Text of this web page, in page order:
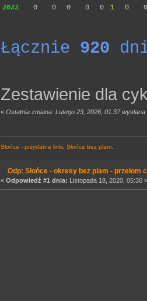
2022
0 0 0 0 0 1 0 0
Łącznie 920
Zestawienie dla
« Ostatnia zmiana: Lutego 23, 2026, 01:37
Słońce - przydatne linki Słońce bez plam
Odp: Słońce - okresy bez plam - przełom
« Odpowiedź #1 dnia: Listopada 18, 2020, 05:30 »